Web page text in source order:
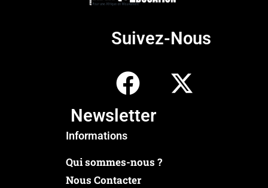
Suivez-Nous
Newsletter
Informations
Qui sommes-nous ?
Nous Contacter